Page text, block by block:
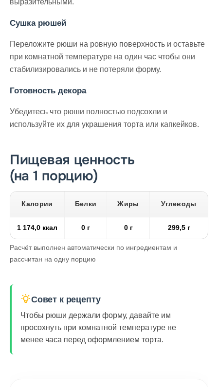
выразительными.
Сушка рюшей
Переложите рюши на ровную поверхность и оставьте
при комнатной температуре на один час чтобы они
стабилизировались и не потеряли форму.
Готовность декора
Убедитесь что рюши полностью подсохли и
используйте их для украшения торта или капкейков.
Пищевая ценность
(на 1 порцию)
Калории Белки Жиры Углеводы
1 174,0 ккал 0 г 0 г 299,5 г
Расчёт выполнен автоматически по ингредиентам и
рассчитан на одну порцию
Совет к рецепту
Чтобы рюши держали форму, давайте им
просохнуть при комнатной температуре не
менее часа перед оформлением торта.